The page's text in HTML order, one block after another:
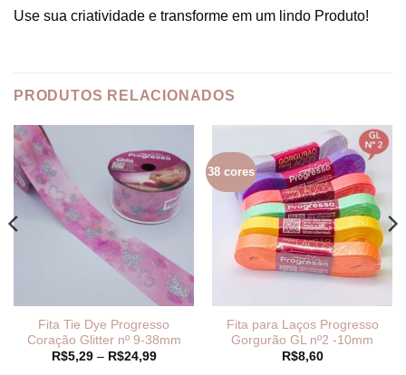
Use sua criatividade e transforme em um lindo Produto!
PRODUTOS RELACIONADOS
Fita Tie Dye Progresso
Coração Glitter nº 9-38mm
R$5,29 – R$24,99Faixa
38 cores
Fita para Laços Progresso
Gorgurão GL nº2 -10mm
R$8,60